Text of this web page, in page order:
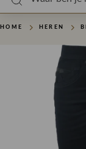
HOME HEREN